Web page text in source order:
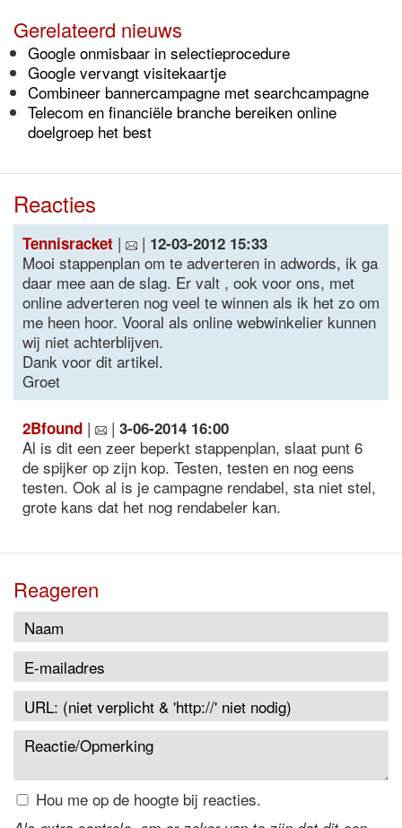
Gerelateerd nieuws
Google onmisbaar in selectieprocedure
Google vervangt visitekaartje
Combineer bannercampagne met searchcampagne
Telecom en financiële branche bereiken online
doelgroep het best
Reacties
Tennisracket | | 12-03-2012 15:33
Mooi stappenplan om te adverteren in adwords, ik ga
daar mee aan de slag. Er valt , ook voor ons, met
online adverteren nog veel te winnen als ik het zo om
me heen hoor. Vooral als online webwinkelier kunnen
wij niet achterblijven.
Dank voor dit artikel.
Groet
2Bfound | | 3-06-2014 16:00
Al is dit een zeer beperkt stappenplan, slaat punt 6
de spijker op zijn kop. Testen, testen en nog eens
testen. Ook al is je campagne rendabel, sta niet stel,
grote kans dat het nog rendabeler kan.
Reageren
Hou me op de hoogte bij reacties.